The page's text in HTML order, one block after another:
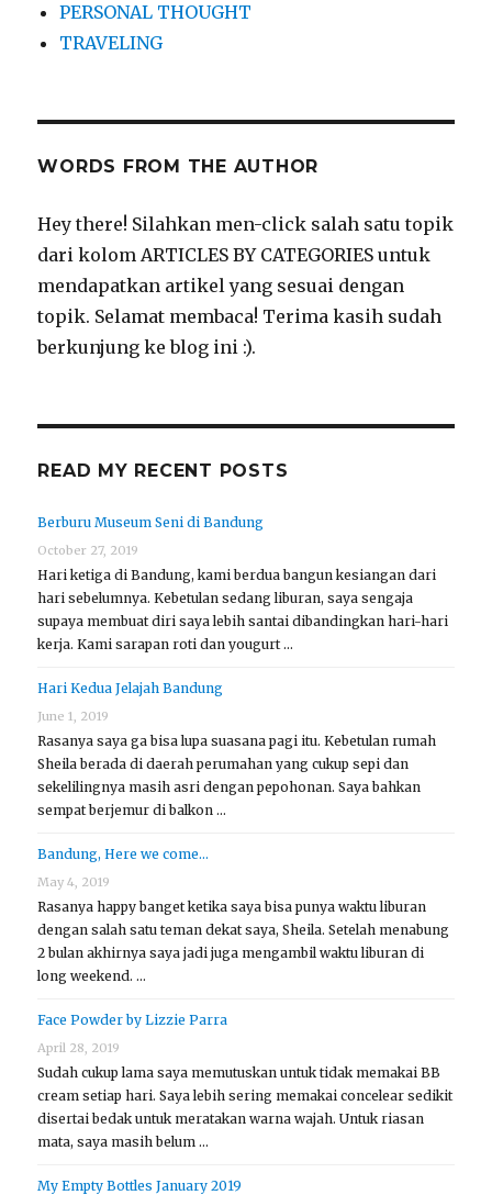
PERSONAL THOUGHT
TRAVELING
WORDS FROM THE AUTHOR
Hey there! Silahkan men-click salah satu topik
dari kolom ARTICLES BY CATEGORIES untuk
mendapatkan artikel yang sesuai dengan
topik. Selamat membaca! Terima kasih sudah
berkunjung ke blog ini :).
READ MY RECENT POSTS
Berburu Museum Seni di Bandung
October 27, 2019
Hari ketiga di Bandung, kami berdua bangun kesiangan dari
hari sebelumnya. Kebetulan sedang liburan, saya sengaja
supaya membuat diri saya lebih santai dibandingkan hari-hari
kerja. Kami sarapan roti dan yougurt …
Hari Kedua Jelajah Bandung
June 1, 2019
Rasanya saya ga bisa lupa suasana pagi itu. Kebetulan rumah
Sheila berada di daerah perumahan yang cukup sepi dan
sekelilingnya masih asri dengan pepohonan. Saya bahkan
sempat berjemur di balkon …
Bandung, Here we come…
May 4, 2019
Rasanya happy banget ketika saya bisa punya waktu liburan
dengan salah satu teman dekat saya, Sheila. Setelah menabung
2 bulan akhirnya saya jadi juga mengambil waktu liburan di
long weekend. …
Face Powder by Lizzie Parra
April 28, 2019
Sudah cukup lama saya memutuskan untuk tidak memakai BB
cream setiap hari. Saya lebih sering memakai concelear sedikit
disertai bedak untuk meratakan warna wajah. Untuk riasan
mata, saya masih belum …
My Empty Bottles January 2019